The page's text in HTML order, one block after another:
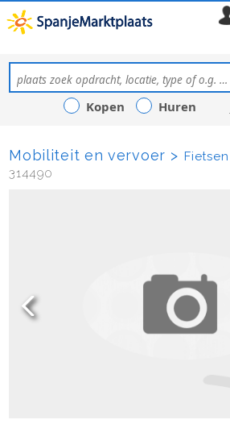
Kopen Huren
Mobiliteit en vervoer Fietsen
314490